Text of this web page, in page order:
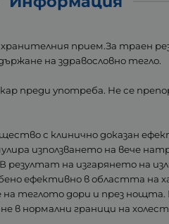
хранителния прием.За траен
на здравословно тегло.
преди употреба. Не се
с клинично доказан
използването на вече
резултат на изгарянето
ефективно в областта на
теглото дори и през
нормални граници на